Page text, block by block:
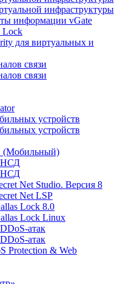
инфраструктуры
информации vGate
для виртуальных и
связи
связи
устройств
устройств
(Мобильный)
НСД
НСД
Net Studio. Версия 8
Net LSP
Lock 8.0
Lock Linux
атак
атак
Protection & Web